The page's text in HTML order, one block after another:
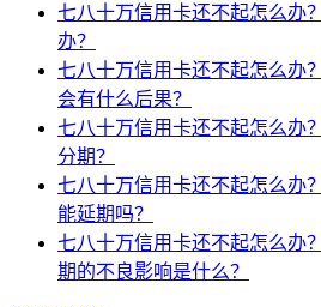
七八十万信用卡还不起怎么办
办？
七八十万信用卡还不起怎么办
会有什么后果？
七八十万信用卡还不起怎么办
分期？
七八十万信用卡还不起怎么办
能延期吗？
七八十万信用卡还不起怎么办
期的不良影响是什么？